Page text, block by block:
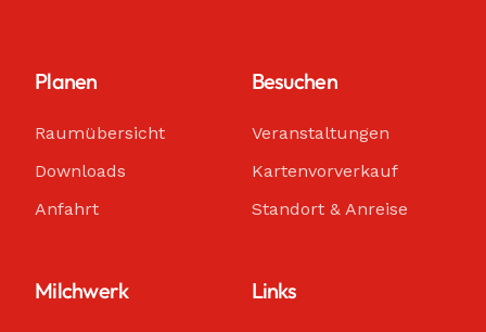
Planen
Raumübersicht
Downloads
Anfahrt
Besuchen
Veranstaltungen
Kartenvorverkauf
Standort & Anreise
Milchwerk Links